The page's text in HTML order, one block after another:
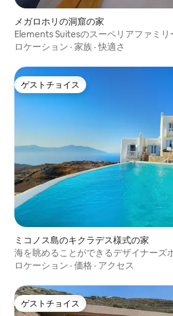
メガロホリの洞窟の家
Elements Suitesのスーペリアファミリ
ント
ロケーション · 家族 ·快適さ
ゲストチョイス
ゲストチョイス
ミコノス島のキクラデス様式の家
海を眺めることができるデザイナーズ
イート2寝室
ロケーション · 価格 · アクセス
ゲストチョイス
ゲストチョイス